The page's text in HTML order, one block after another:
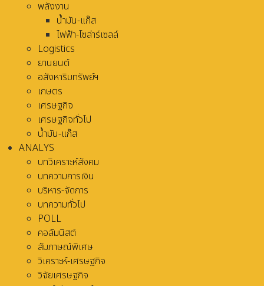
พลังงาน
น้ำมัน-แก๊ส
ไฟฟ้า-โซล่าร์เซลล์
Logistics
ยานยนต์
อสังหาริมทรัพย์ฯ
เกษตร
เศรษฐกิจ
เศรษฐกิจทั่วไป
น้ำมัน-แก๊ส
ANALYS
บทวิเคราะห์สังคม
บทความการเงิน
บริหาร-จัดการ
บทความทั่วไป
POLL
คอลัมนิสต์
สัมภาษณ์พิเศษ
วิเคราะห์-เศรษฐกิจ
วิจัยเศรษฐกิจ